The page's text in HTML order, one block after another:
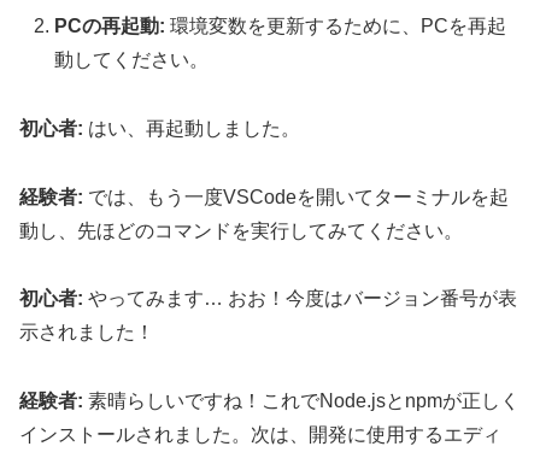
PCの再起動: 環境変数を更新するために、PCを再起
動してください。
初心者: はい、再起動しました。
経験者: では、もう一度VSCodeを開いてターミナルを起
動し、先ほどのコマンドを実行してみてください。
初心者: やってみます… おお！今度はバージョン番号が表
示されました！
経験者: 素晴らしいですね！これでNode.jsとnpmが正しく
インストールされました。次は、開発に使用するエディ